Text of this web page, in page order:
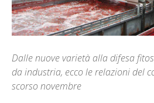
Dalle nuove varietà alla difesa
da industria, ecco le relazioni del
scorso novembre